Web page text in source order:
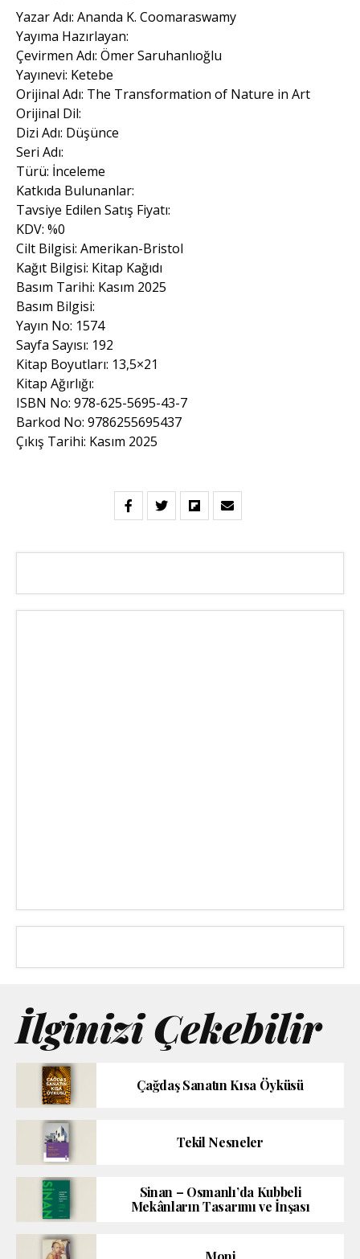
Yazar Adı: Ananda K. Coomaraswamy
Yayıma Hazırlayan:
Çevirmen Adı: Ömer Saruhanlıoğlu
Yayınevi: Ketebe
Orijinal Adı: The Transformation of Nature in Art
Orijinal Dil:
Dizi Adı: Düşünce
Seri Adı:
Türü: İnceleme
Katkıda Bulunanlar:
Tavsiye Edilen Satış Fiyatı:
KDV: %0
Cilt Bilgisi: Amerikan-Bristol
Kağıt Bilgisi: Kitap Kağıdı
Basım Tarihi: Kasım 2025
Basım Bilgisi:
Yayın No: 1574
Sayfa Sayısı: 192
Kitap Boyutları: 13,5×21
Kitap Ağırlığı:
ISBN No: 978-625-5695-43-7
Barkod No: 9786255695437
Çıkış Tarihi: Kasım 2025
İlginizi Çekebilir
Çağdaş Sanatın Kısa Öyküsü
Tekil Nesneler
Sinan – Osmanlı’da Kubbeli
Mekânların Tasarımı ve İnşası